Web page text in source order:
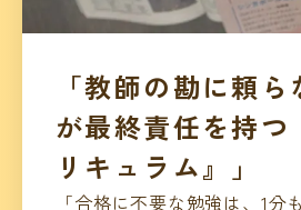
「教師の勘に頼
が最終責任を持つ
リキュラム』」
「合格に不要な勉強は、1分